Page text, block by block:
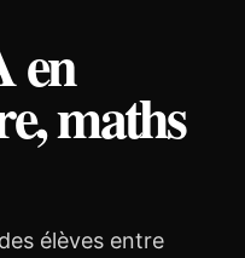
en
maths
élèves entre